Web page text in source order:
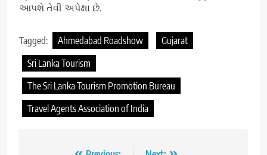
આપશે તેવી અપેક્ષા છે.
Tagged: Ahmedabad Roadshow
Gujarat
Sri Lanka Tourism
The Sri Lanka Tourism Promotion Bureau
Travel Agents Association of India